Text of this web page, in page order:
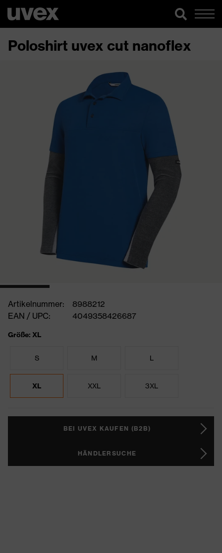
Poloshirt uvex cut nanoflex
Artikelnummer:
8988212
EAN / UPC:
4049358426687
Größe: XL
S M L
XL XXL 3XL
BEI UVEX KAUFEN (B2B)
HÄNDLERSUCHE